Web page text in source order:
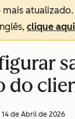
atualizado.
clique aqui
do
14 de Abril de 2026